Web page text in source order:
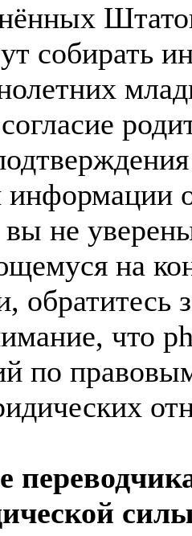
собирать
информации
вы не
на
обратитесь
что
по